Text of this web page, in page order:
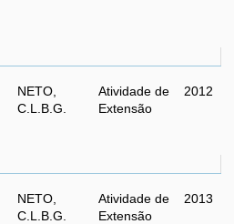
NETO,
C.L.B.G.
Atividade de
Extensão
2012
NETO,
C.L.B.G.
Atividade de
Extensão
2013